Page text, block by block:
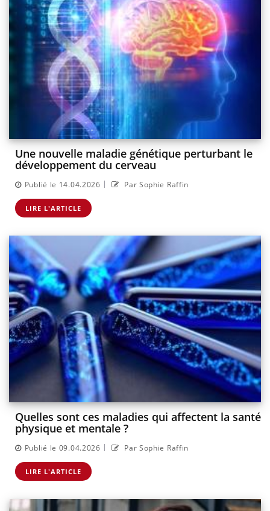
Une nouvelle maladie génétique perturbant le
développement du cerveau
Publié le 14.04.2026 | Par Sophie Raffin
LIRE L'ARTICLE
Quelles sont ces maladies qui affectent la santé
physique et mentale ?
Publié le 09.04.2026 | Par Sophie Raffin
LIRE L'ARTICLE